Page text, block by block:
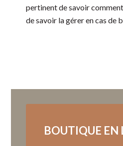
pertinent de savoir
de savoir la gérer en cas de
BOUTIQUE EN